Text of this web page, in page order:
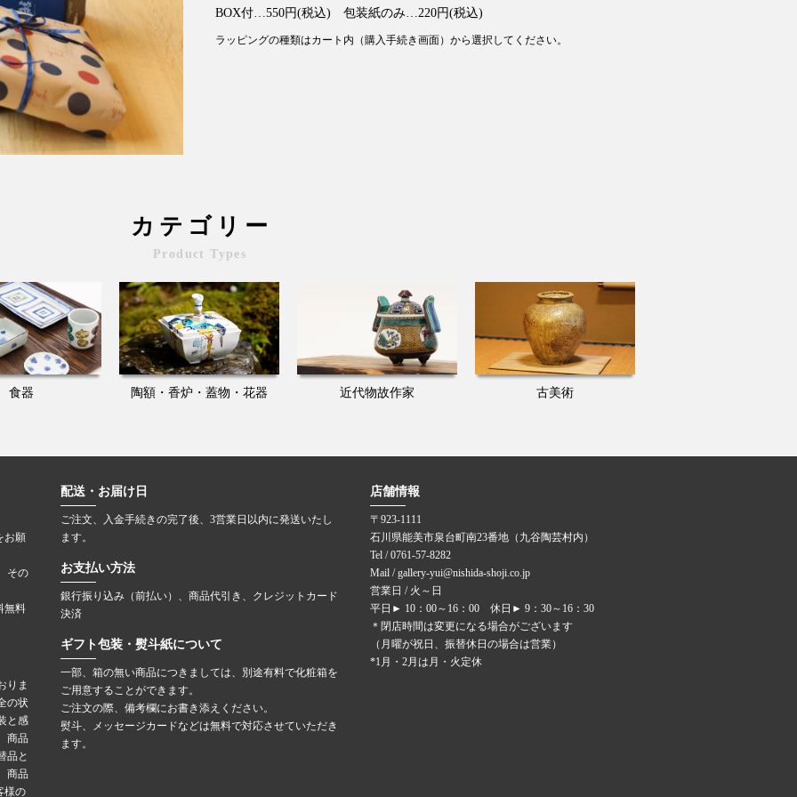
BOX付…550円(税込) 包装紙のみ…220円(税込)
ラッピングの種類はカート内（購入手続き画面）から選択してください。
カテゴリー
Product Types
食器 陶額・香炉・蓋物・花器 近代物故作家 古美術
お願
その
無料
りま
の状
と感
商品
品と
商品
様の
配送・お届け日
ご注文、入金手続きの完了後、3営業日以内に発送いたし
ます。
お支払い方法
銀行振り込み（前払い）、商品代引き、クレジットカード
決済
ギフト包装・熨斗紙について
一部、箱の無い商品につきましては、別途有料で化粧箱を
ご用意することができます。
ご注文の際、備考欄にお書き添えください。
熨斗、メッセージカードなどは無料で対応させていただき
ます。
店舗情報
〒923-1111
石川県能美市泉台町南23番地（九谷陶芸村内）
Tel / 0761-57-8282
Mail / gallery-yui@nishida-shoji.co.jp
営業日 / 火～日
平日► 10：00～16：00 休日► 9：30～16：30
＊閉店時間は変更になる場合がございます
（月曜が祝日、振替休日の場合は営業）
*1月・2月は月・火定休